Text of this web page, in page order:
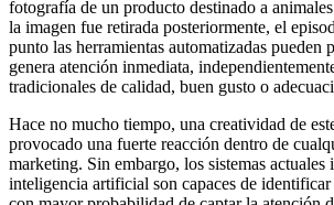
fotografía de un producto destinado a
la imagen fue retirada posteriormente, el
punto las herramientas automatizadas pueden
genera atención inmediata,
tradicionales de calidad, buen gusto o
Hace no mucho tiempo, una creatividad de
provocado una fuerte reacción dentro de
marketing. Sin embargo, los sistemas actuales
inteligencia artificial son capaces de identificar